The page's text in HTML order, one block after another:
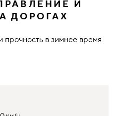
И
ДОРОГАХ
прочность в зимнее время